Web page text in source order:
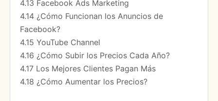
4.13 Facebook Ads Marketing
4.14 ¿Cómo Funcionan los Anuncios de
Facebook?
4.15 YouTube Channel
4.16 ¿Cómo Subir los Precios Cada Año?
4.17 Los Mejores Clientes Pagan Más
4.18 ¿Cómo Aumentar los Precios?